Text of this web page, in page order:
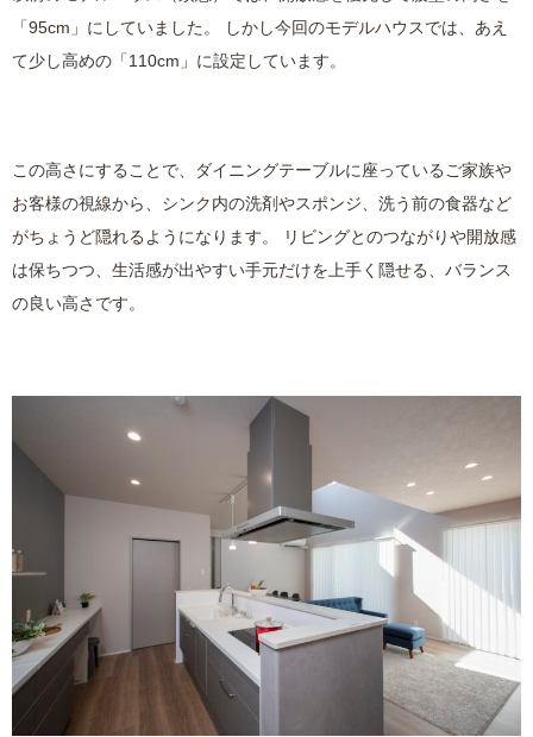
「95cm」にしていました。 しかし今回のモデルハウスでは、あえ
て少し高めの「110cm」に設定しています。
この高さにすることで、ダイニングテーブルに座っているご家族や
お客様の視線から、シンク内の洗剤やスポンジ、洗う前の食器など
がちょうど隠れるようになります。 リビングとのつながりや開放感
は保ちつつ、生活感が出やすい手元だけを上手く隠せる、バランス
の良い高さです。